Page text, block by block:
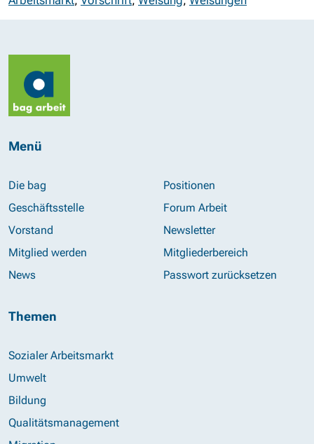
Menü
Die bag
Geschäftsstelle
Vorstand
Mitglied werden
News
Positionen
Forum Arbeit
Newsletter
Mitgliederbereich
Passwort zurücksetzen
Themen
Sozialer Arbeitsmarkt
Umwelt
Bildung
Qualitätsmanagement